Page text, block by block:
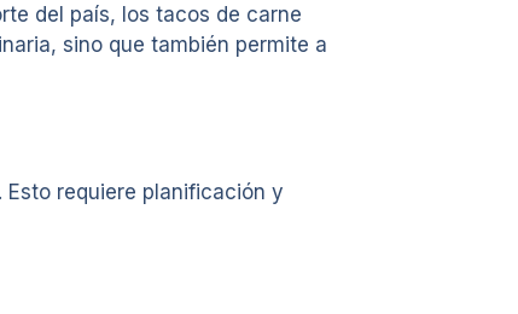
del país, los tacos de carne
sino que también permite a
requiere planificación y